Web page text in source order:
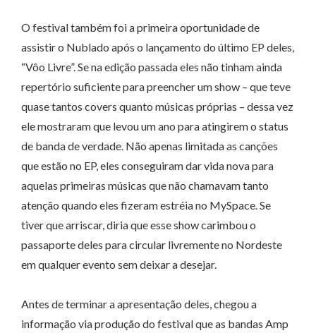
O festival também foi a primeira oportunidade de
assistir o Nublado após o lançamento do último EP deles,
“Vôo Livre”. Se na edição passada eles não tinham ainda
repertório suficiente para preencher um show – que teve
quase tantos covers quanto músicas próprias – dessa vez
ele mostraram que levou um ano para atingirem o status
de banda de verdade. Não apenas limitada as canções
que estão no EP, eles conseguiram dar vida nova para
aquelas primeiras músicas que não chamavam tanto
atenção quando eles fizeram estréia no MySpace. Se
tiver que arriscar, diria que esse show carimbou o
passaporte deles para circular livremente no Nordeste
em qualquer evento sem deixar a desejar.
Antes de terminar a apresentação deles, chegou a
informação via produção do festival que as bandas Amp